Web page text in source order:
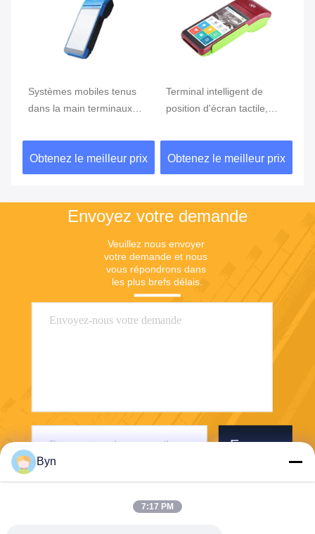
Systèmes mobiles tenus
dans la main terminaux
position du BORD GPRS
5800mAh de position de
NFC de FBI
Obtenez le meilleur prix
Terminal intelligent de
position d'écran tactile,
lecteur d'empreintes
digitales
Obtenez le meilleur prix
Envoyez votre demande
Veuillez nous envoyer
votre demande et nous
vous répondrons dans
les plus brefs délais.
Envoyer
Byn
7:17 PM